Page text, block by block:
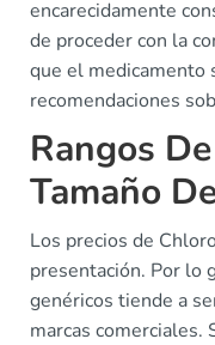
encarecidamente
de proceder con la
que el medicamento
recomendaciones
Rangos
Tamaño
Los precios de
presentación. Por lo
genéricos tiende a
marcas comerciales.